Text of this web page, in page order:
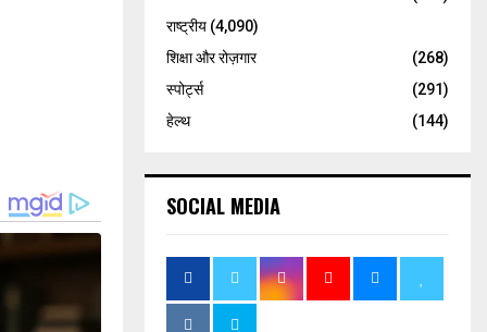
राष्ट्रीय (4,090)
शिक्षा और रोज़गार
(268)
स्पोर्ट्स
(291)
हेल्थ
(144)
SOCIAL MEDIA